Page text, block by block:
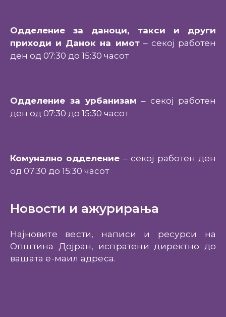
Одделение за даноци, такси и други
приходи и Данок на имот– секој работен
ден од 07:30 до 15:30 часот
Одделение за урбанизам – секој работен
ден од 07:30 до 15:30 часот
Комунално одделение – секој работен ден
од 07:30 до 15:30 часот
Новости и ажурирања
Најновите вести, написи и ресурси на
Општина Дојран, испратени директно до
вашата е-маил адреса.